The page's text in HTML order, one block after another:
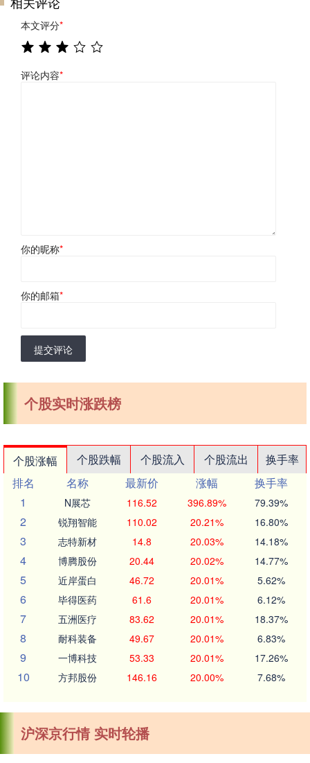
本文评分*
评论内容*
你的昵称*
你的邮箱*
提交评论
个股实时涨跌榜
个股涨幅 个股跌幅 个股流入 个股流出
换手率
排名
名称 最新价 涨幅
换手率
1
N展芯 116.52 396.89% 79.39%
2 锐翔智能 110.02 20.21% 16.80%
3 志特新材 14.8 20.03% 14.18%
4 博腾股份 20.44 20.02% 14.77%
5 近岸蛋白 46.72 20.01% 5.62%
6 毕得医药 61.6 20.01% 6.12%
7 五洲医疗 83.62 20.01% 18.37%
8 耐科装备 49.67 20.01% 6.83%
9 一博科技 53.33 20.01% 17.26%
10 方邦股份 146.16 20.00% 7.68%
沪深京行情 实时轮播